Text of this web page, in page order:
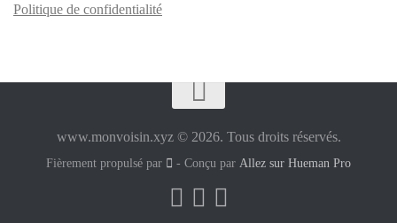
Politique de confidentialité
www.monvoisin.xyz © 2026. Tous droits réservés.
Fièrement propulsé par - Conçu par Allez sur Hueman Pro